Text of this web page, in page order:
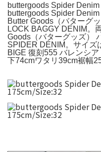
buttergoods Spider
buttergoods Spider
Butter Goods（バターグ
LOCK BAGGY DENIM。
Goods（バターグッズ）
SPIDER DENIM。サイズ
BIGE 復刻555 バレンシ
下74cmワタリ39cm裾幅